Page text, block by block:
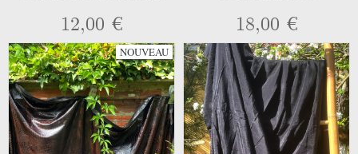
12,00 € 18,00 €
NOUVEAU